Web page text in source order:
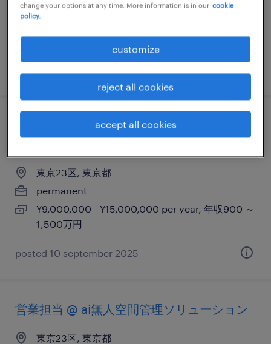
¥9,000,000 - ¥15,000,000 per year, 年収900 ～
【アカウントエグゼクティブ】戦略的セー
東京23区, 東京都
permanent
¥9,000,000 - ¥15,000,000 per year, 年収900 ～
1,500万円
posted 10 september 2025
営業担当 @ ai無人空間管理ソリューション
東京23区, 東京都
change your options at any time. More information is in our cookie
policy.
customize
reject all cookies
accept all cookies